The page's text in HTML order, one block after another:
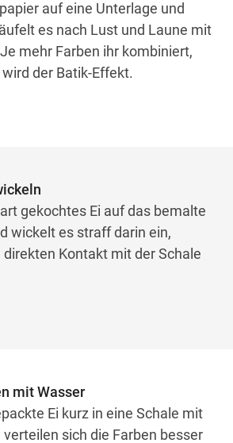
auf eine Unterlage und
es nach Lust und Laune mit
mehr Farben ihr kombiniert,
der Batik-Effekt.
gekochtes Ei auf das bemalte
wickelt es straff darin ein,
direkten Kontakt mit der Schale
mit Wasser
Ei kurz in eine Schale mit
verteilen sich die Farben besser